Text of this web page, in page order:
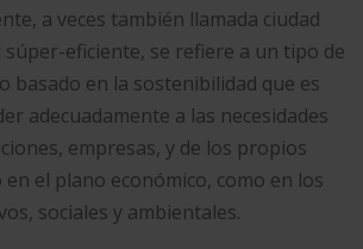
a veces también llamada ciudad
súper-eficiente, se refiere a un tipo de
basado en la sostenibilidad que es
adecuadamente a las necesidades
empresas, y de los propios
el plano económico, como en los
sociales y ambientales.